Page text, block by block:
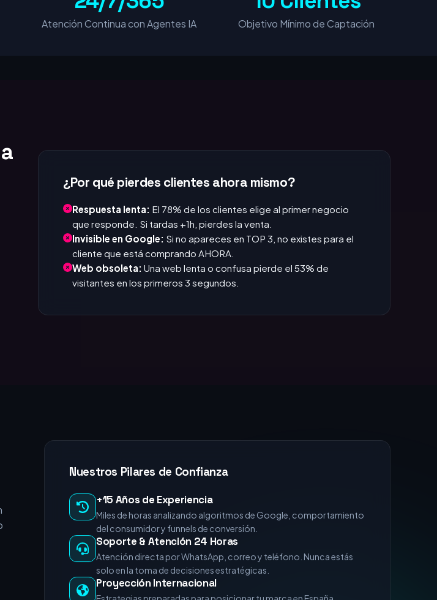
24/7/365 10 Clientes
¿Por qué pierdes clientes ahora mismo?
Respuesta lenta:El 78% de los clientes elige al primer negocio
que responde. Si tardas +1h, pierdes la venta.
Invisible en Google:Si no apareces en TOP 3, no existes para el
cliente que está comprando AHORA.
Nuestros Pilares de Confianza
+15 Años de Experiencia
Miles de horas analizando algoritmos de Google, comportamiento
del consumidor y funnels de conversión.
Soporte & Atención 24 Horas
Atención directa por WhatsApp, correo y teléfono. Nunca estás